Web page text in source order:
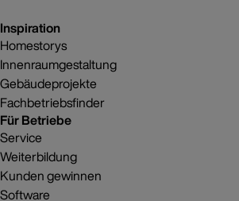
Inspiration
Homestorys
Innenraumgestaltung
Gebäudeprojekte
Fachbetriebsfinder
Für Betriebe
Service
Weiterbildung
Kunden gewinnen
Software